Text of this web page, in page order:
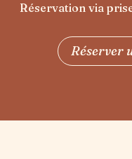
Réservation via
Réserver